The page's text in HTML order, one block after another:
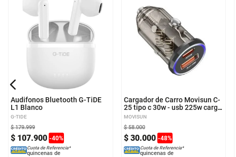
Audifonos Bluetooth G-TiDE
L1 Blanco
G-TIDE
$ 107.900 -40%
$ 179.999
Cuota de Referencia*
quincenas de
Cargador de Carro Movisun C-
25 tipo c 30w - usb 225w carga
Turbo Color Transparente
MOVISUN
$ 30.000 -48%
$ 58.000
Cuota de Referencia*
quincenas de